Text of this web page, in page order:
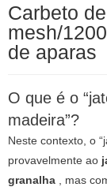
Carbeto
mesh/
de aparas
O que é o
madeira”?
Neste contexto, o
provavelmente ao
granalha , mas